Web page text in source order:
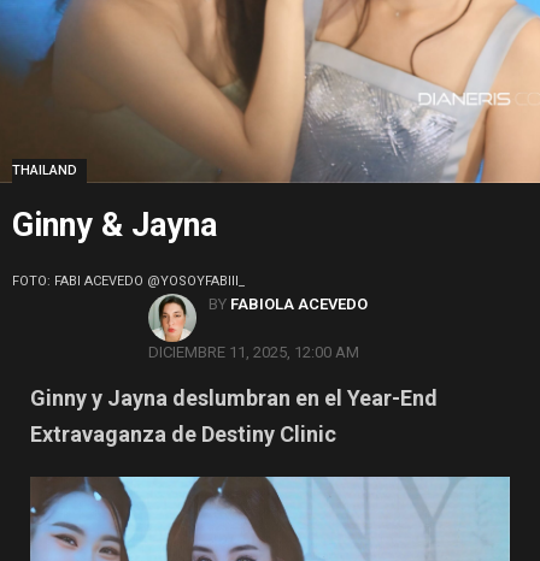
THAILAND
Ginny & Jayna
FOTO: FABI ACEVEDO @YOSOYFABIII_
BY FABIOLA ACEVEDO
DICIEMBRE 11, 2025, 12:00 AM
Ginny y Jayna deslumbran en el Year-End
Extravaganza de Destiny Clinic